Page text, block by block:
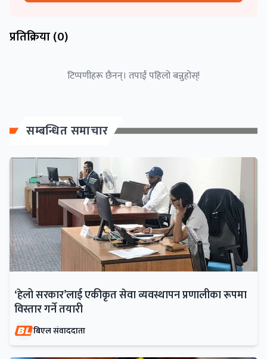
प्रतिक्रिया (0)
टिप्पणीहरू छैनन्। तपाईं पहिलो बन्नुहोस्!
सम्बन्धित समाचार
‘हेलो सरकार’लाई एकीकृत सेवा व्यवस्थापन प्रणालीका रूपमा
विस्तार गर्ने तयारी
बिएल संवाददाता